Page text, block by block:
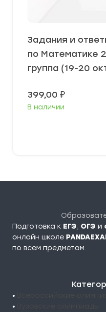
Задания и
по Математике
группа (19-20
399,00 ₽
В наличии
Подготовка к ЕГЭ, ОГЭ и
онлайн школе
по всем предметам.
•
•